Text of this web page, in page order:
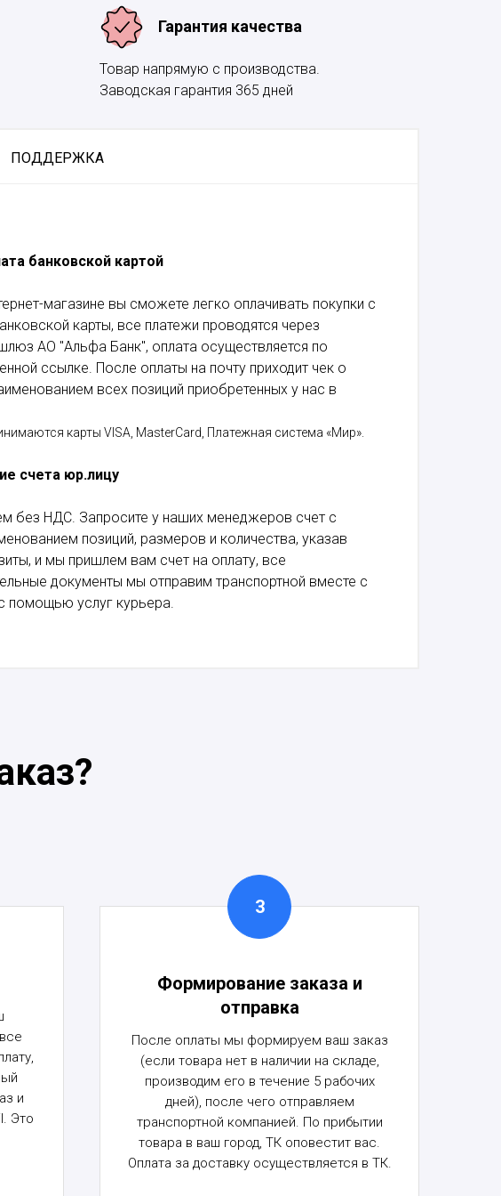
Гарантия качества
Товар напрямую с производства.
Заводская гарантия 365 дней
ПОДДЕРЖКА
банковской картой
магазине вы сможете легко оплачивать покупки с
карты, все платежи проводятся через
АО "Альфа Банк", оплата осуществляется по
ссылке. После оплаты на почту приходит чек о
всех позиций приобретенных у нас в
карты VISA, MasterCard, Платежная система «Мир».
счета юр.лицу
без НДС. Запросите у наших менеджеров счет с
позиций, размеров и количества, указав
и мы пришлем вам счет на оплату, все
документы мы отправим транспортной вместе с
помощью услуг курьера.
и
Это
Формирование заказа и
отправка
После оплаты мы формируем ваш заказ
(если товара нет в наличии на складе,
производим его в течение 5 рабочих
дней), после чего отправляем
транспортной компанией. По прибытии
товара в ваш город, ТК оповестит вас.
Оплата за доставку осуществляется в ТК.